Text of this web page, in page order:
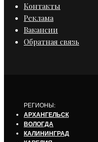
Контакты
Реклама
Вакансии
Обратная связь
РЕГИОНЫ:
АРХАНГЕЛЬСК
ВОЛОГДА
КАЛИНИНГРАД